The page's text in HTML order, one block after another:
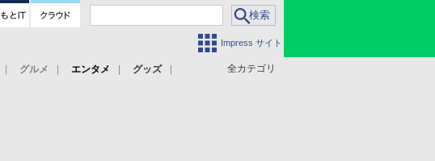
Impress サイト
全カテゴリ
グルメ エンタメ
グッズ